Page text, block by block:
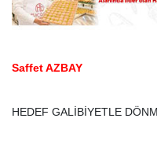
Saffet AZBAY
HEDEF GALİBİYETLE